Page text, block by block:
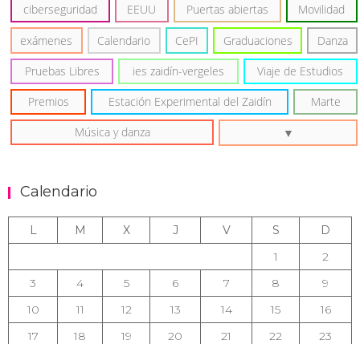
ciberseguridad EEUU Puertas abiertas Movilidad
exámenes Calendario CePI Graduaciones Danza
Pruebas Libres ies zaidín-vergeles Viaje de Estudios
Premios Estación Experimental del Zaidín Marte
Música y danza
Calendario
L M X J V S
D
1
2
3
4 5 6 7 8
9
10
11 12 13 14 15
16
17
18 19 20 21 22 23